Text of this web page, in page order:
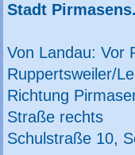
Stadt Pirmasens.
Von Landau: Vor
Ruppertsweiler/
Richtung
Straße rechts
Schulstraße 10,